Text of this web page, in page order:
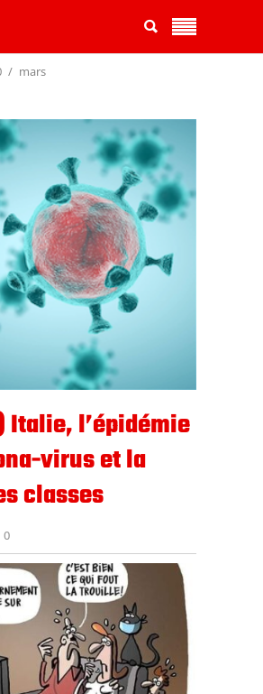
mars
Italie, l’épidémie
virus et la
classes
0